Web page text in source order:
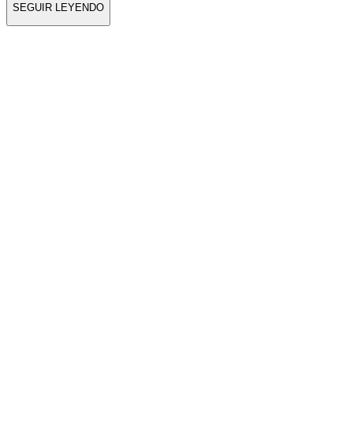
SEGUIR LEYENDO